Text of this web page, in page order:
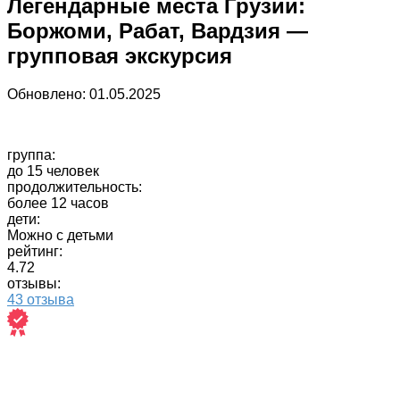
Легендарные места Грузии:
Боржоми, Рабат, Вардзия —
групповая экскурсия
Обновлено: 01.05.2025
группа:
до 15 человек
продолжительность:
более 12 часов
дети:
Можно с детьми
рейтинг:
4.72
отзывы:
43 отзыва